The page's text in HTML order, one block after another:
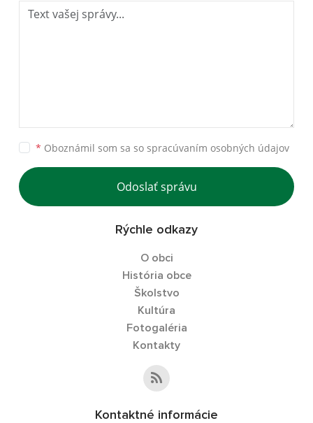
* Oboznámil som sa so spracúvaním osobných údajov
Odoslať správu
Rýchle odkazy
O obci
História obce
Školstvo
Kultúra
Fotogaléria
Kontakty
Kontaktné informácie